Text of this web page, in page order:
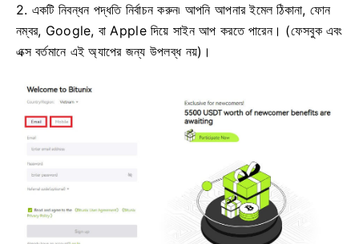
2. একটি নিবন্ধন পদ্ধতি নির্বাচন করুন৷ আপনি আপনার ইমেল ঠিকানা, ফোন
নম্বর, Google, বা Apple দিয়ে সাইন আপ করতে পারেন। (ফেসবুক এবং
এক্স বর্তমানে এই অ্যাপের জন্য উপলব্ধ নয়)।